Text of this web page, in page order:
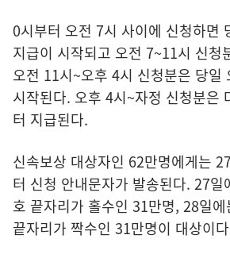
0시부터 오전 7시 사이에 신청하면
지급이 시작되고 오전 7~11시 신청
오전 11시~오후 4시 신청분은 당일
시작된다. 오후 4시~자정 신청분은
터 지급된다.
신속보상 대상자인 62만명에게는
터 신청 안내문자가 발송된다. 27일
호 끝자리가 홀수인 31만명, 28일
끝자리가 짝수인 31만명이 대상이